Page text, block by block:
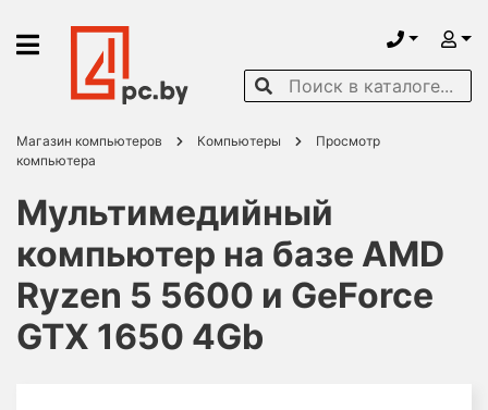
Магазин компьютеров Компьютеры
Просмотр
компьютера
Мультимедийный
компьютер на базе AMD
Ryzen 5 5600 и GeForce
GTX 1650 4Gb